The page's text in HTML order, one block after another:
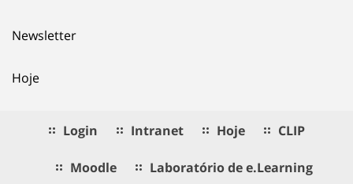
Newsletter
Hoje
Login Intranet Hoje CLIP
Moodle Laboratório de e.Learning